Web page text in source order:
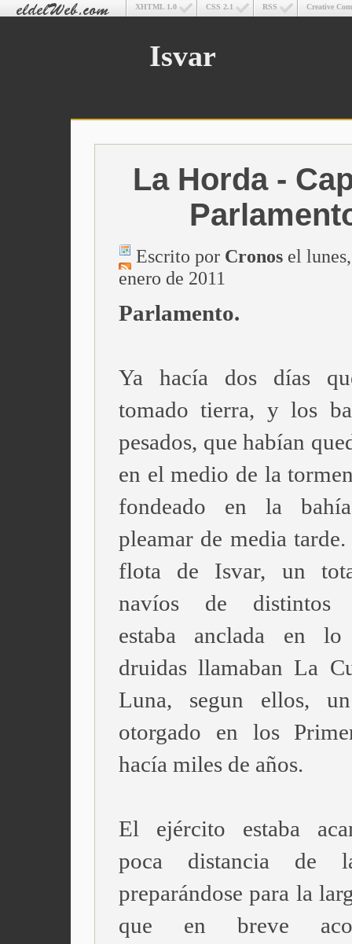
Creative
RSS
CSS 2.1
XHTML 1.0
Isvar
La Horda -
Escrito por Cronos el
enero de 2011
Parlamento.
Ya hacía dos días
tomado tierra, y los
pesados, que habían
en el medio de la
fondeado en la
pleamar de media
flota de Isvar, un
navíos de distintos
estaba anclada en
druidas llamaban La
Luna, segun ellos,
otorgado en los
hacía miles de años.
El ejército estaba
poca distancia de
preparándose para la
que en breve